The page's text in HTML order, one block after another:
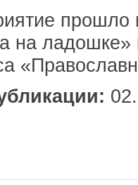
прошло
на ладошке»